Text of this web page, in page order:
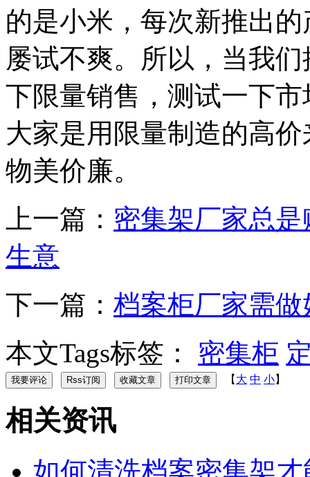
的是小米，每次新推出
屡试不爽。所以，当我
下限量销售，测试一下
大家是用限量制造的高
物美价廉。
上一篇： 密集架厂家总
生意
下一篇： 档案柜厂家需
本文Tags标签：
密集柜
【 大 中 小】
相关资讯
如何清洗档案密集架